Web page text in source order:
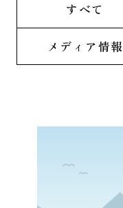
すべて
メディア情報